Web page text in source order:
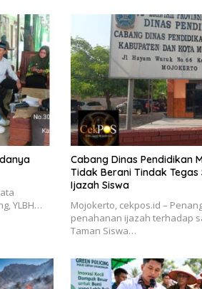
YLBH…
Cabang Dinas Pendidikan
Tidak Berani Tindak Tegas
Ijazah Siswa
Mojokerto, cekpos.id –
penahanan ijazah terhadap
Taman Siswa…